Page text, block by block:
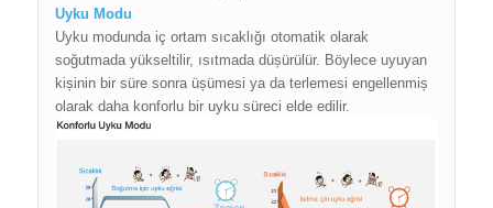
Uyku Modu
Uyku modunda iç ortam sıcaklığı otomatik olarak
soğutmada yükseltilir, ısıtmada düșürülür. Böylece uyuyan
kișinin bir süre sonra üșümesi ya da terlemesi engellenmiș
olarak daha konforlu bir uyku süreci elde edilir.